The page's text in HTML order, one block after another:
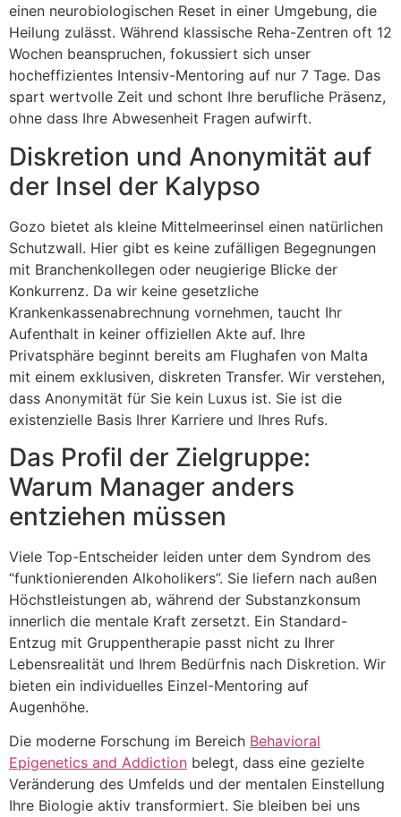
einen neurobiologischen Reset in einer Umgebung, die
Heilung zulässt. Während klassische Reha-Zentren oft 12
Wochen beanspruchen, fokussiert sich unser
hocheffizientes Intensiv-Mentoring auf nur 7 Tage. Das
spart wertvolle Zeit und schont Ihre berufliche Präsenz,
ohne dass Ihre Abwesenheit Fragen aufwirft.
Diskretion und Anonymität auf
der Insel der Kalypso
Gozo bietet als kleine Mittelmeerinsel einen natürlichen
Schutzwall. Hier gibt es keine zufälligen Begegnungen
mit Branchenkollegen oder neugierige Blicke der
Konkurrenz. Da wir keine gesetzliche
Krankenkassenabrechnung vornehmen, taucht Ihr
Aufenthalt in keiner offiziellen Akte auf. Ihre
Privatsphäre beginnt bereits am Flughafen von Malta
mit einem exklusiven, diskreten Transfer. Wir verstehen,
dass Anonymität für Sie kein Luxus ist. Sie ist die
existenzielle Basis Ihrer Karriere und Ihres Rufs.
Das Profil der Zielgruppe:
Warum Manager anders
entziehen müssen
Viele Top-Entscheider leiden unter dem Syndrom des
“funktionierenden Alkoholikers”. Sie liefern nach außen
Höchstleistungen ab, während der Substanzkonsum
innerlich die mentale Kraft zersetzt. Ein Standard-
Entzug mit Gruppentherapie passt nicht zu Ihrer
Lebensrealität und Ihrem Bedürfnis nach Diskretion. Wir
bieten ein individuelles Einzel-Mentoring auf
Augenhöhe.
Die moderne Forschung im Bereich Behavioral
Epigenetics and Addiction belegt, dass eine gezielte
Veränderung des Umfelds und der mentalen Einstellung
Ihre Biologie aktiv transformiert. Sie bleiben bei uns